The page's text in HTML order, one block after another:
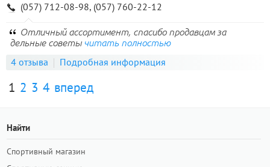
(057) 712-08-98, (057) 760-22-12
Отличный ассортимент, спасибо продавцам за
дельные советы читать полностью
4 отзыва Подробная информация
1 2 3 4 вперед
Найти
Спортивный магазин